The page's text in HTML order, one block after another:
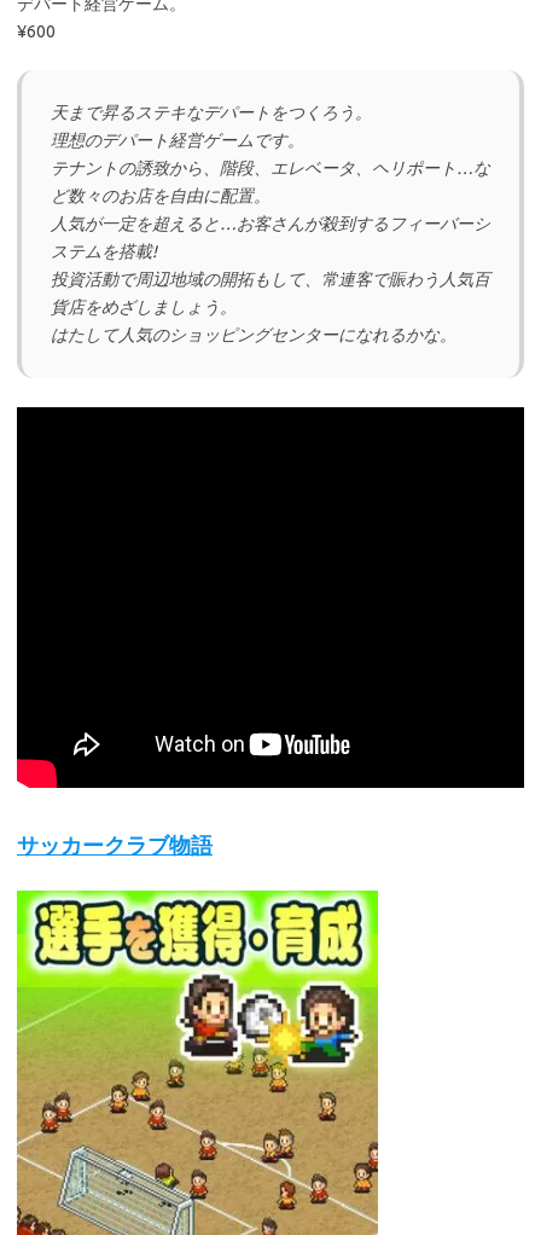
¥600
天まで昇るステキなデパートをつくろう。
理想のデパート経営ゲームです。
テナントの誘致から、階段、エレベータ、ヘリポート…な
ど数々のお店を自由に配置。
人気が一定を超えると…お客さんが殺到するフィーバーシ
ステムを搭載!
投資活動で周辺地域の開拓もして、常連客で賑わう人気百
貨店をめざしましょう。
はたして人気のショッピングセンターになれるかな。
サッカークラブ物語